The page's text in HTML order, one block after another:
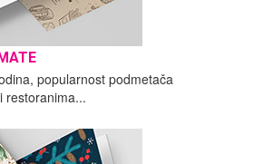
popularnost podmetača
restoranima...